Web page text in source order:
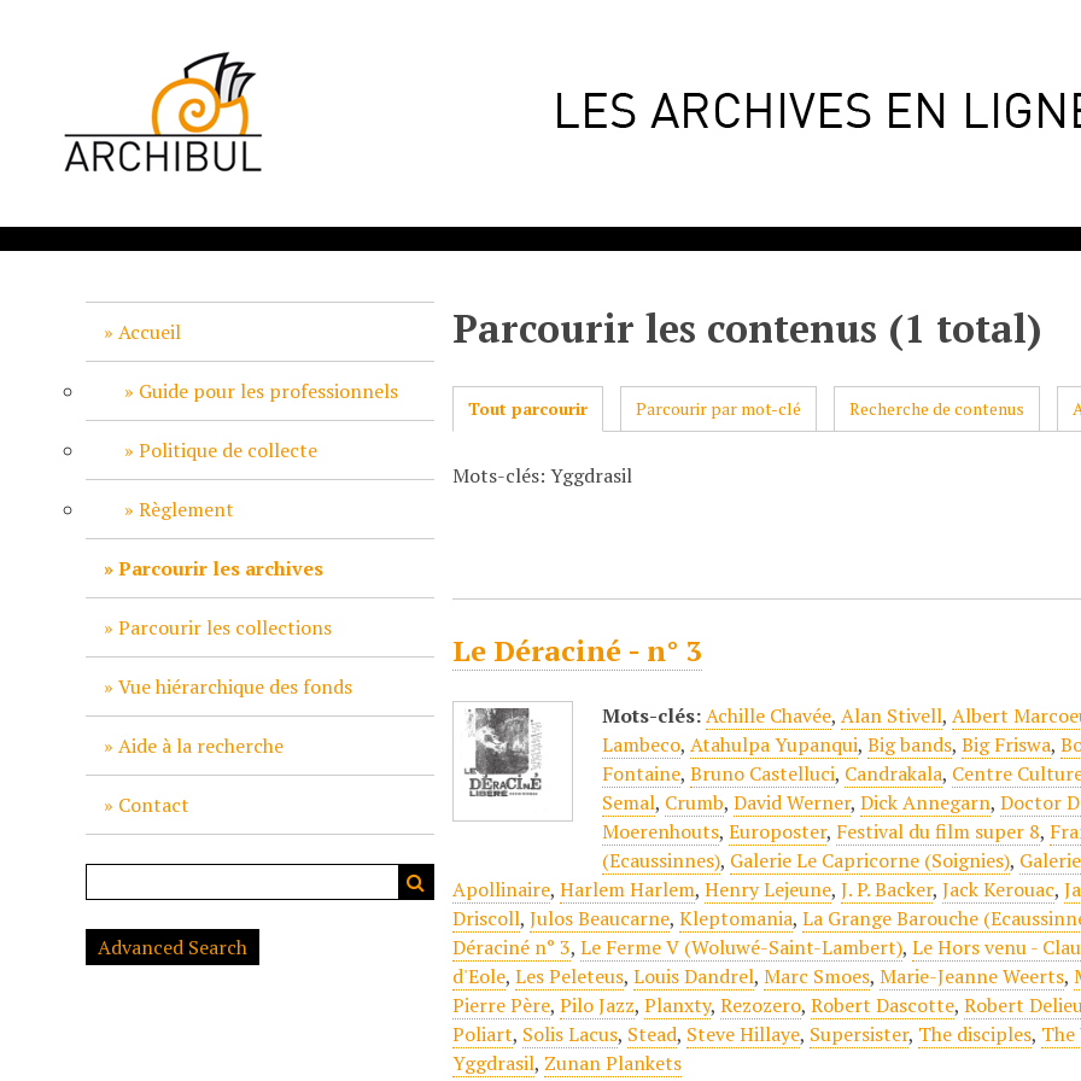
c
Accueil
Guide pour les professionnels
Politique de collecte
Règlement
Parcourir les archives
Parcourir les collections
Vue hiérarchique des fonds
Aide à la recherche
Contact
Advanced Search
Parcourir les contenus (1 total)
Tout parcourir Parcourir par mot-clé Recherche de contenus
Mots-clés: Yggdrasil
Le Déraciné - n° 3
Mots-clés:Achille Chavée,Alan Stivell,Albert
Lambeco,Atahulpa Yupanqui,Big bands,Big Friswa,
Fontaine,Bruno Castelluci, Candrakala, Centre
Semal, Crumb,David Werner,Dick Annegarn,Doctor
Moerenhouts,Europoster, Festival du film super 8,
(Ecaussinnes), Galerie Le Capricorne (Soignies),
Apollinaire,Harlem Harlem,Henry Lejeune,J. P. Backer,Jack Kerouac,
Driscoll,Julos Beaucarne,Kleptomania,La Grange Barouche
Déraciné n° 3,Le Ferme V (Woluwé-Saint-Lambert),Le Hors venu -
d'Eole,Les Peleteus,Louis Dandrel,Marc Smoes,Marie-Jeanne Weerts,
Pierre Père,Pilo Jazz,Planxty,Rezozero,Robert Dascotte,Robert
Poliart, Solis Lacus, Stead, Steve Hillaye, Supersister, The disciples, The
Yggdrasil, Zunan Plankets